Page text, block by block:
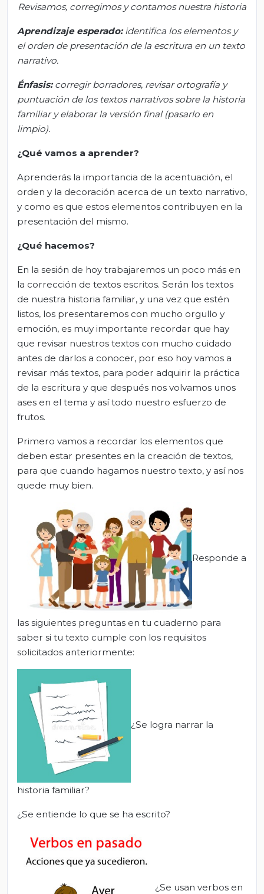
Revisamos, corregimos y contamos nuestra historia
Aprendizaje esperado: identifica los elementos y
el orden de presentación de la escritura en un texto
narrativo.
Énfasis: corregir borradores, revisar ortografía y
puntuación de los textos narrativos sobre la historia
familiar y elaborar la versión final (pasarlo en
limpio).
¿Qué vamos a aprender?
Aprenderás la importancia de la acentuación, el
orden y la decoración acerca de un texto narrativo,
y como es que estos elementos contribuyen en la
presentación del mismo.
¿Qué hacemos?
En la sesión de hoy trabajaremos un poco más en
la corrección de textos escritos. Serán los textos
de nuestra historia familiar, y una vez que estén
listos, los presentaremos con mucho orgullo y
emoción, es muy importante recordar que hay
que revisar nuestros textos con mucho cuidado
antes de darlos a conocer, por eso hoy vamos a
revisar más textos, para poder adquirir la práctica
de la escritura y que después nos volvamos unos
ases en el tema y así todo nuestro esfuerzo de
frutos.
Primero vamos a recordar los elementos que
deben estar presentes en la creación de textos,
para que cuando hagamos nuestro texto, y así nos
quede muy bien.
Responde a
las siguientes preguntas en tu cuaderno para
saber si tu texto cumple con los requisitos
solicitados anteriormente:
¿Se logra narrar la
historia familiar?
¿Se entiende lo que se ha escrito?
¿Se usan verbos en